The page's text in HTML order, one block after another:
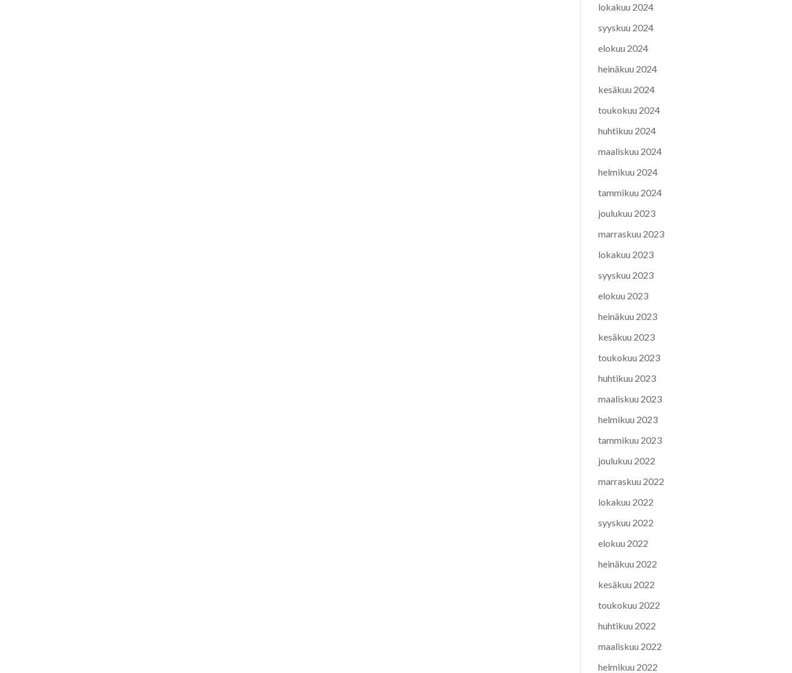
lokakuu 2024
syyskuu 2024
elokuu 2024
heinäkuu 2024
kesäkuu 2024
toukokuu 2024
huhtikuu 2024
maaliskuu 2024
helmikuu 2024
tammikuu 2024
joulukuu 2023
marraskuu 2023
lokakuu 2023
syyskuu 2023
elokuu 2023
heinäkuu 2023
kesäkuu 2023
toukokuu 2023
huhtikuu 2023
maaliskuu 2023
helmikuu 2023
tammikuu 2023
joulukuu 2022
marraskuu 2022
lokakuu 2022
syyskuu 2022
elokuu 2022
heinäkuu 2022
kesäkuu 2022
toukokuu 2022
huhtikuu 2022
maaliskuu 2022
helmikuu 2022